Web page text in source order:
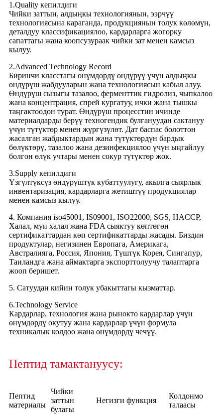
1.Quality кепилдиги
Чийки заттын, алдыңкы технологиянын, ээрчүү
технологиясына караганда, продукциянын толук көлөмүн,
деталдуу классификациялоо, кардарларга жогорку
сапаттагы жана коопсузураак чийки зат менен камсыз
кылуу.
2.Advanced Technology Record
Биринчи класстагы өнүмдөрдү өндүрүү үчүн алдыңкы
өндүрүш жабдууларын жана технологиясын кабыл алуу.
Өндүрүш сызыгы тазалоо, ферменттик гидролиз, чыпкалоо
жана концентрация, спрей кургатуу, ички жана тышкы
таңгактоодон турат. Өндүрүш процесстин ичинде
материалдарды берүү техногендик булгануудан сактануу
үчүн түтүктөр менен жүргүзүлөт. Дат баспас болоттон
жасалган жабдыктардын жана түтүктөрдүн бардык
бөлүктөрү, тазалоо жана дезинфекциялоо үчүн ыңгайлуу
болгон өлүк учтары менен сокур түтүктөр жок.
3.Supply кепилдиги
Үзгүлтүксүз өндүрүштүк кубаттуулугу, акылга сыярлык
инвентаризация, кардарларга жетиштүү продукциялар
менен камсыз кылуу.
4. Компания iso45001, IS09001, ISO22000, SGS, HACCP,
Халал, муи халал жана FDA сыяктуу көптөгөн
сертификаттардан көп сертификаттарды жасады. Биздин
продуктулар, негизинен Европага, Америкага,
Австралияга, Россия, Япония, Түштүк Корея, Сингапур,
Таиландга жана аймактарга экспорттолуучу талаптарга
жооп беришет.
5. Сатуудан кийин толук убакыттагы кызматтар.
6.Technology Service
Кардарлар, технология жана рынокто кардарлар үчүн
өнүмдөрдү окутуу жана кардарлар үчүн формула
техникалык колдоо жана өнүмдөрдү чечүү.
Пептид тамактануусу:
Пептид
материалы
Чийки
заттын
булагы
Негизги функция
Колдонмо
талаасы